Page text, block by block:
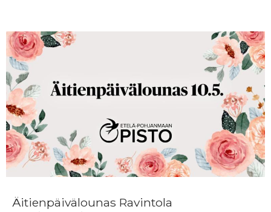
Äitienpäivälounas Ravintola